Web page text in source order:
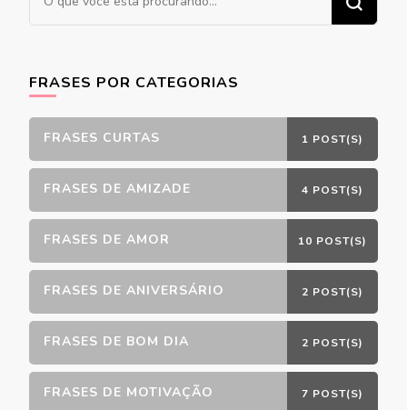
algo?
FRASES POR CATEGORIAS
FRASES CURTAS 1 POST(S)
FRASES DE AMIZADE 4 POST(S)
FRASES DE AMOR 10 POST(S)
FRASES DE ANIVERSÁRIO 2 POST(S)
FRASES DE BOM DIA 2 POST(S)
FRASES DE MOTIVAÇÃO 7 POST(S)